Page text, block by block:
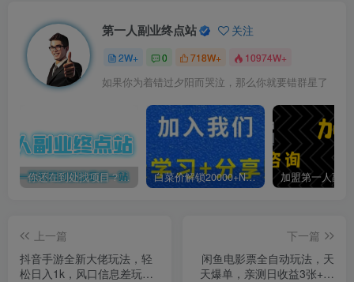
第一人副业终点站 关注
2W+ 0 718W+ 10974W+
如果你为着错过夕阳而哭泣，那么你就要错群星了
你还在到处找项目？还在当韭菜？我靠卖项目一个月收入5万+，曾经我也是个失败者。 白菜价解锁20000+N个赚钱机会，加入第一人副业终点站会员，全站资源免费学习。
上一篇
抖音手游全新大佬玩法，轻
松日入1k，风口信息差玩
下一篇
闲鱼电影票全自动玩法，天
天爆单，亲测日收益3张+，